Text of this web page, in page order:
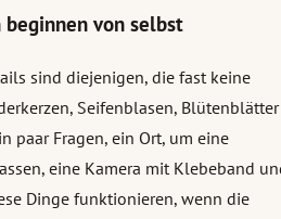
von selbst
sind diejenigen, die fast keine
Seifenblasen, Blütenblätter
paar Fragen, ein Ort, um eine
eine Kamera mit Klebeband
Dinge funktionieren, wenn die